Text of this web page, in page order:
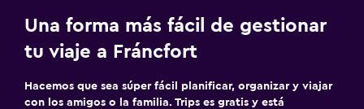
Una forma más fácil de gestionar
tu viaje a Fráncfort
Hacemos que sea súper fácil planificar, organizar y viajar
con los amigos o la familia. Trips es gratis y está